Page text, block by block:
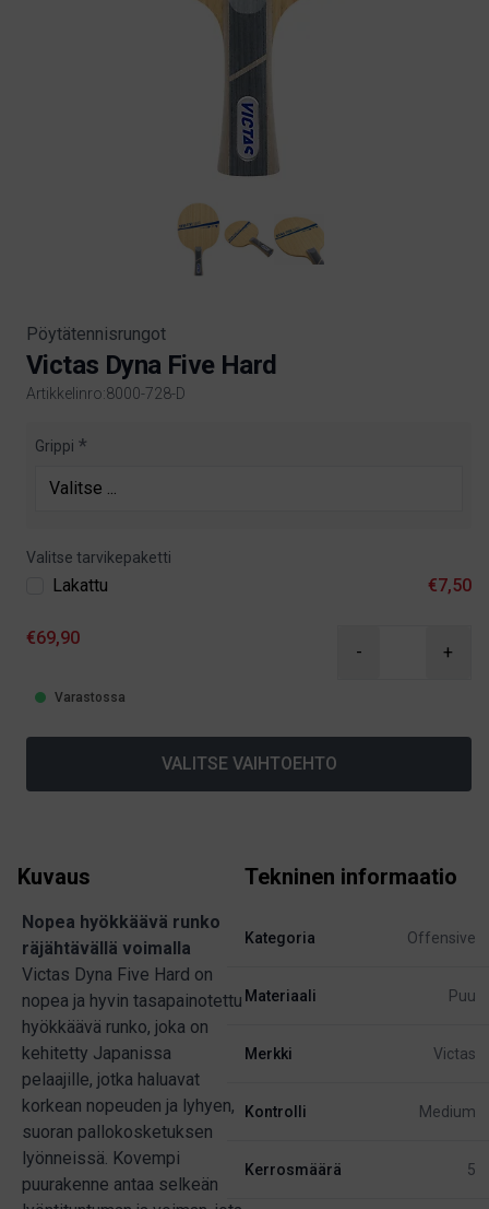
Pöytätennisrungot
Victas Dyna Five Hard
Artikkelinro:8000-728-D
Product information
Grippi
Valitse tarvikepaketti
Lakattu €7,50
€69,90
- +
Varastossa
VALITSE VAIHTOEHTO
Kuvaus
Nopea hyökkäävä runko
räjähtävällä voimalla
Victas Dyna Five Hard on
nopea ja hyvin tasapainotettu
hyökkäävä runko, joka on
kehitetty Japanissa
pelaajille, jotka haluavat
korkean nopeuden ja lyhyen,
suoran pallokosketuksen
lyönneissä. Kovempi
puurakenne antaa selkeän
Tekninen informaatio
Kategoria Offensive
Materiaali Puu
Merkki Victas
Kontrolli Medium
Kerrosmäärä 5